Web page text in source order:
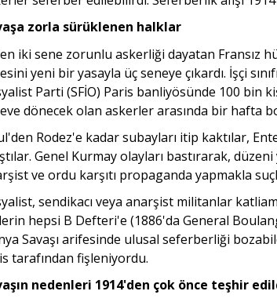
zorla sürüklenen halklar
iki sene zorunlu askerliği dayatan Fransız
yeni bir yasayla üç seneye çıkardı. İşçi
Parti (SFİO) Paris banliyösünde 100 bin
dönecek olan askerler arasında bir hafta
Rodez'e kadar subayları itip kaktılar,
Genel Kurmay olayları bastırarak,
ve ordu karşıtı propaganda yapmakla
sendikacı veya anarşist militanlar
hepsi B Defteri'e (1886'da General
Savaşı arifesinde ulusal seferberliği
tarafından fişleniyordu.
nedenleri 1914'den çok önce teşhir